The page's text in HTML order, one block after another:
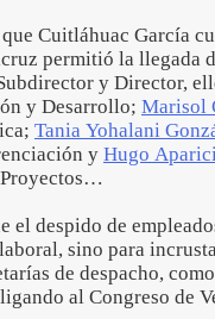
Cuitláhuac García
permitió la llegada
y Director,
y Desarrollo; Marisol
Tania Yohalani
y Hugo
el despido de
sino para
de despacho,
al Congreso de